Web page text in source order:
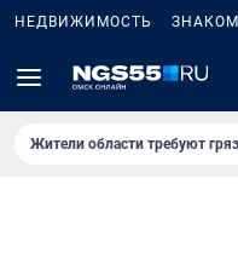
НЕДВИЖИМОСТЬ
Жители области требуют